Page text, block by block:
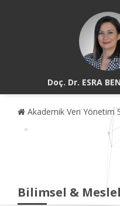
Doç. Dr. ESRA
Akademik Veri Yönetim
Bilimsel &